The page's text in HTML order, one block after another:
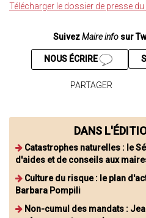
Télécharger le dossier de presse
SuivezMaire info sur
NOUS ÉCRIRE
PARTAGER
DANS
Catastrophes naturelles : le
d'aides et de conseils aux
Culture du risque : le plan
Barbara Pompili
Non-cumul des mandats :